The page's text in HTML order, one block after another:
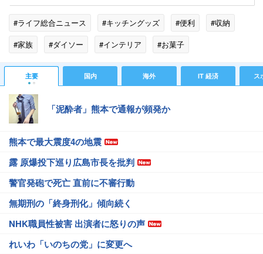
#ライフ総合ニュース #キッチングッズ #便利
#収納
#家族
#ダイソー #インテリア #お菓子
主要 国内 海外 IT 経済 ス
「泥酔者」熊本で通報が頻発か
熊本で最大震度4の地震
露 原爆投下巡り広島市長を批判
警官発砲で死亡 直前に不審行動
無期刑の「終身刑化」傾向続く
NHK職員性被害 出演者に怒りの声
れいわ「いのちの党」に変更へ